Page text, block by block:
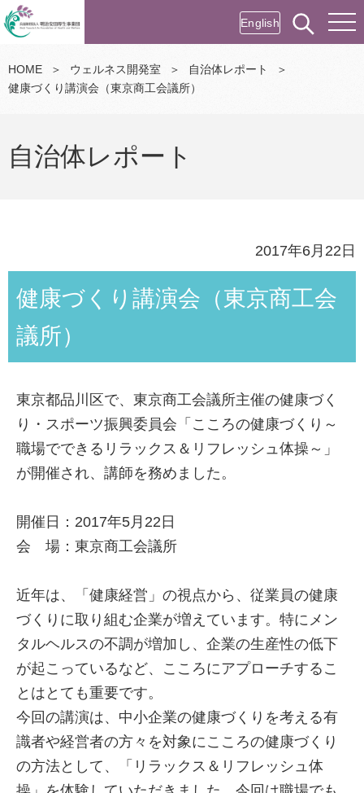
English
HOME ＞ ウェルネス開発室 ＞ 自治体レポート
＞
健康づくり講演会（東京商工会議所）
自治体レポート
2017年6月22日
健康づくり講演会（東京商工会
議所）
東京都品川区で、東京商工会議所主催の健康づく
り・スポーツ振興委員会「こころの健康づくり～
職場でできるリラックス＆リフレッシュ体操～」
が開催され、講師を務めました。
開催日：2017年5月22日
会 場：東京商工会議所
近年は、「健康経営」の視点から、従業員の健康
づくりに取り組む企業が増えています。特にメン
タルヘルスの不調が増加し、企業の生産性の低下
が起こっているなど、こころにアプローチするこ
とはとても重要です。
今回の講演は、中小企業の健康づくりを考える有
識者や経営者の方々を対象にこころの健康づくり
の方法として、「リラックス＆リフレッシュ体